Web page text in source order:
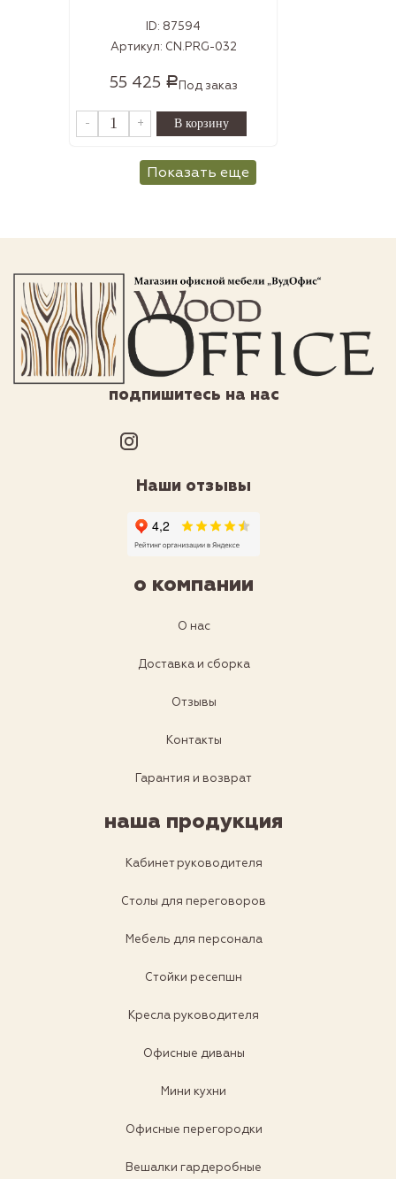
ID: 87594
Артикул: CN.PRG-032
55 425 Р Под заказ
- +
Показать еще
подпишитесь на нас
Наши отзывы
о компании
О нас
Доставка и сборка
Отзывы
Контакты
Гарантия и возврат
наша продукция
Кабинет руководителя
Столы для переговоров
Мебель для персонала
Стойки ресепшн
Кресла руководителя
Офисные диваны
Мини кухни
Офисные перегородки
Вешалки гардеробные